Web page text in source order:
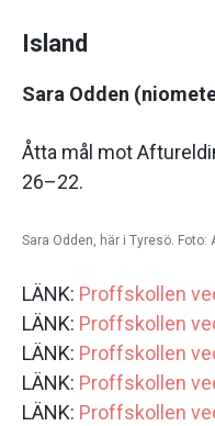
Island
Sara Odden
Åtta mål mot
26–22.
Sara Odden, här i Tyresö. Foto:
LÄNK: Proffskollen
LÄNK: Proffskollen
LÄNK: Proffskollen
LÄNK: Proffskollen
LÄNK: Proffskollen